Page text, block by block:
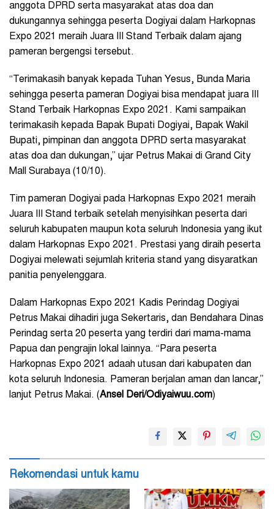
anggota DPRD serta masyarakat atas doa dan
dukungannya sehingga peserta Dogiyai dalam Harkopnas
Expo 2021 meraih Juara III Stand Terbaik dalam ajang
pameran bergengsi tersebut.
“Terimakasih banyak kepada Tuhan Yesus, Bunda Maria
sehingga peserta pameran Dogiyai bisa mendapat juara III
Stand Terbaik Harkopnas Expo 2021. Kami sampaikan
terimakasih kepada Bapak Bupati Dogiyai, Bapak Wakil
Bupati, pimpinan dan anggota DPRD serta masyarakat
atas doa dan dukungan,” ujar Petrus Makai di Grand City
Mall Surabaya (10/10).
Tim pameran Dogiyai pada Harkopnas Expo 2021 meraih
Juara III Stand terbaik setelah menyisihkan peserta dari
seluruh kabupaten maupun kota seluruh Indonesia yang ikut
dalam Harkopnas Expo 2021. Prestasi yang diraih peserta
Dogiyai melewati sejumlah kriteria stand yang disyaratkan
panitia penyelenggara.
Dalam Harkopnas Expo 2021 Kadis Perindag Dogiyai
Petrus Makai dihadiri juga Sekertaris, dan Bendahara Dinas
Perindag serta 20 peserta yang terdiri dari mama-mama
Papua dan pengrajin lokal lainnya. “Para peserta
Harkopnas Expo 2021 adaah utusan dari kabupaten dan
kota seluruh Indonesia. Pameran berjalan aman dan lancar,”
lanjut Petrus Makai. (Ansel Deri/Odiyaiwuu.com)
Rekomendasi untuk kamu